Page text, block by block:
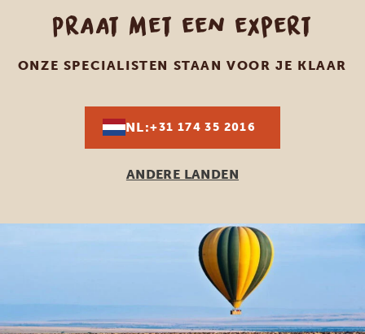
Praat met een expert
ONZE SPECIALISTEN STAAN VOOR JE KLAAR
NL:+31 174 35 2016
ANDERE LANDEN